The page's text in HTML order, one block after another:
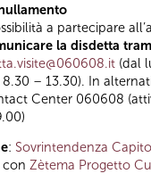
a partecipare
la disdetta
(dal
– 13.30). In
Center 060608
: Sovrintendenza
Zètema Progetto